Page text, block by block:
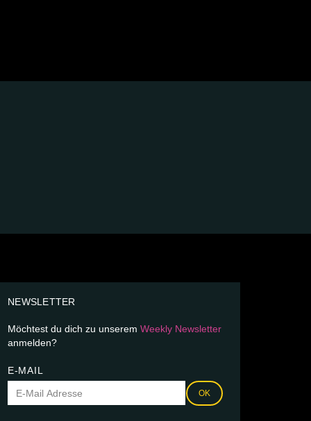
NEWSLETTER
Möchtest du dich zu unserem Weekly Newsletter
anmelden?
E-MAIL
OK